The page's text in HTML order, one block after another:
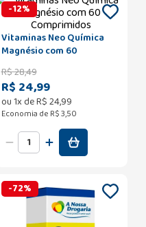
-12%
Vitaminas Neo Química
Magnésio com 60
Comprimidos
R$28,49
R$ 24,99
ou1x deR$24,99
Economia de R$ 3,50
-72%